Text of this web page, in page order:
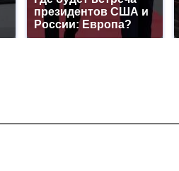
президентов США и
России: Европа?